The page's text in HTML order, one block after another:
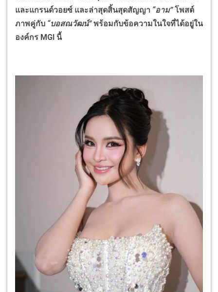
และแกรนด์วอยซ์ และล่าสุดสิ้นสุดสัญญา “อาม”โพสต์
ภาพคู่กับ “บอสณวัฒน์”พร้อมกับข้อความในใจที่ได้อยู่ใน
องค์กร MGI นี้